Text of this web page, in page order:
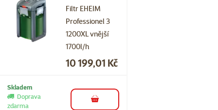
Filtr EHEIM
Professionel 3
1200XL vnější
1700l/h
Cena
10 199,01 Kč
Skladem
Doprava
zdarma
do košíku